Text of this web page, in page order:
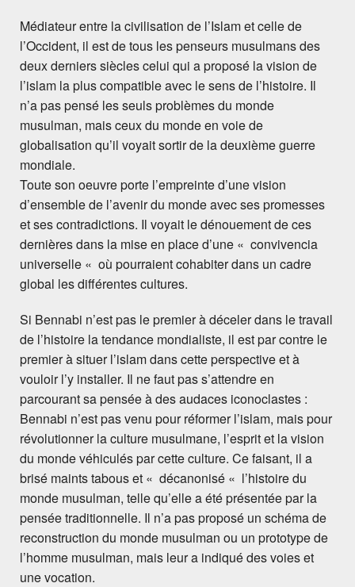
Médiateur entre la civilisation de l’Islam et celle de
l’Occident, il est de tous les penseurs musulmans des
deux derniers siècles celui qui a proposé la vision de
l’islam la plus compatible avec le sens de l’histoire. Il
n’a pas pensé les seuls problèmes du monde
musulman, mais ceux du monde en voie de
globalisation qu’il voyait sortir de la deuxième guerre
mondiale.
Toute son oeuvre porte l’empreinte d’une vision
d’ensemble de l’avenir du monde avec ses promesses
et ses contradictions. Il voyait le dénouement de ces
dernières dans la mise en place d’une « convivencia
universelle « où pourraient cohabiter dans un cadre
global les différentes cultures.
Si Bennabi n’est pas le premier à déceler dans le travail
de l’histoire la tendance mondialiste, il est par contre le
premier à situer l’islam dans cette perspective et à
vouloir l’y installer. Il ne faut pas s’attendre en
parcourant sa pensée à des audaces iconoclastes :
Bennabi n’est pas venu pour réformer l’islam, mais pour
révolutionner la culture musulmane, l’esprit et la vision
du monde véhiculés par cette culture. Ce faisant, il a
brisé maints tabous et « décanonisé « l’histoire du
monde musulman, telle qu’elle a été présentée par la
pensée traditionnelle. Il n’a pas proposé un schéma de
reconstruction du monde musulman ou un prototype de
l’homme musulman, mais leur a indiqué des voies et
une vocation.